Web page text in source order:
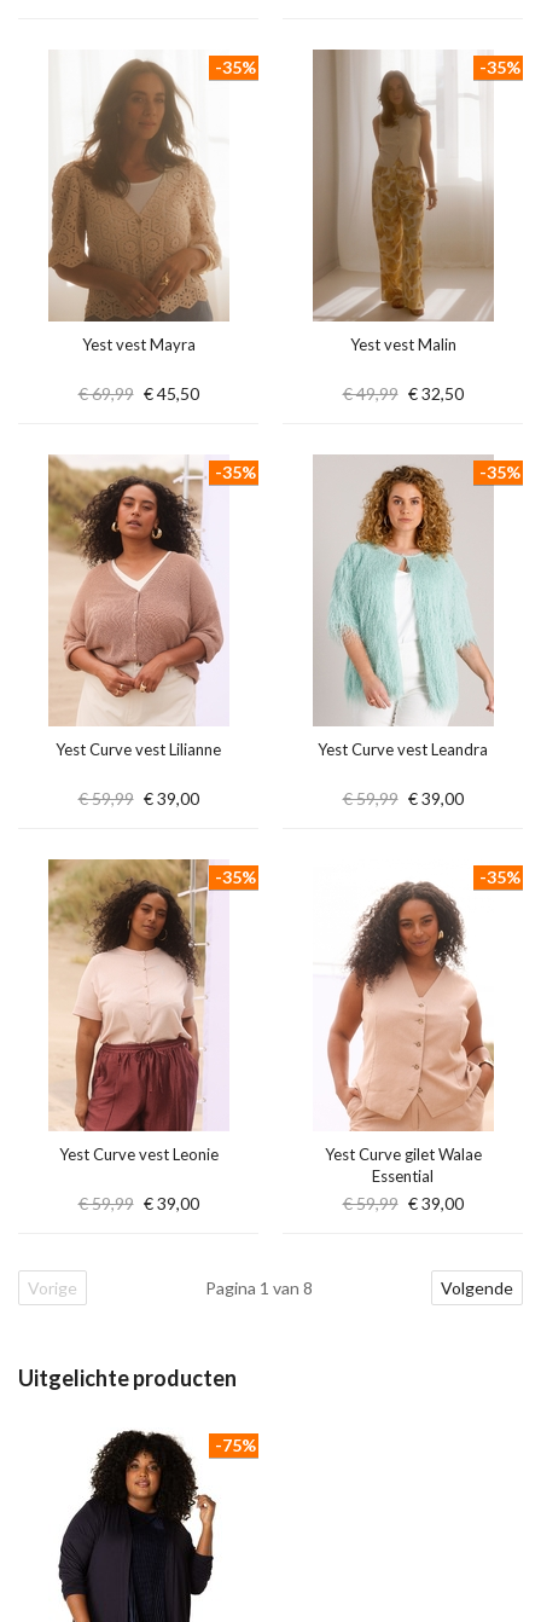
Yest vest Mayra
€ 69,99 € 45,50
-35%
Yest vest Malin
€ 49,99 € 32,50
-35%
Yest Curve vest Lilianne
€ 59,99 € 39,00
-35%
Yest Curve vest Leandra
€ 59,99 € 39,00
-35%
Yest Curve vest Leonie
€ 59,99 € 39,00
-35%
Yest Curve gilet Walae
Essential
€ 59,99 € 39,00
-35%
Vorige Pagina 1 van 8 Volgende
Uitgelichte producten
-75%